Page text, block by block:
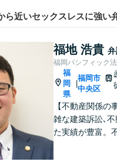
ら近いセックスレスに強い
福地 浩貴
福岡パシフィック
福
岡
県
福岡市
中央区
【不動産関係の
雑な建築訴訟､
た実績が豊富。